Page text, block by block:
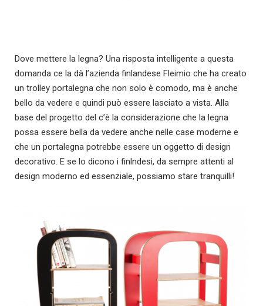
Dove mettere la legna? Una risposta intelligente a questa
domanda ce la dà l’azienda finlandese Fleimio che ha creato
un trolley portalegna che non solo è comodo, ma è anche
bello da vedere e quindi può essere lasciato a vista. Alla
base del progetto del c’è la considerazione che la legna
possa essere bella da vedere anche nelle case moderne e
che un portalegna potrebbe essere un oggetto di design
decorativo. E se lo dicono i finlndesi, da sempre attenti al
design moderno ed essenziale, possiamo stare tranquilli!